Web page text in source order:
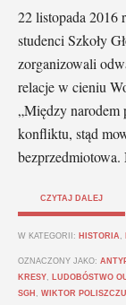
22 listopada 2016
studenci Szkoły
zorganizowali
relacje w cieniu
„Między narodem
konfliktu, stąd
CZYTAJ DALEJ
W KATEGORII: HISTORIA
OZNACZONY JAKO:
KRESY
LUDOBÓSTWO
SGH
WIKTOR